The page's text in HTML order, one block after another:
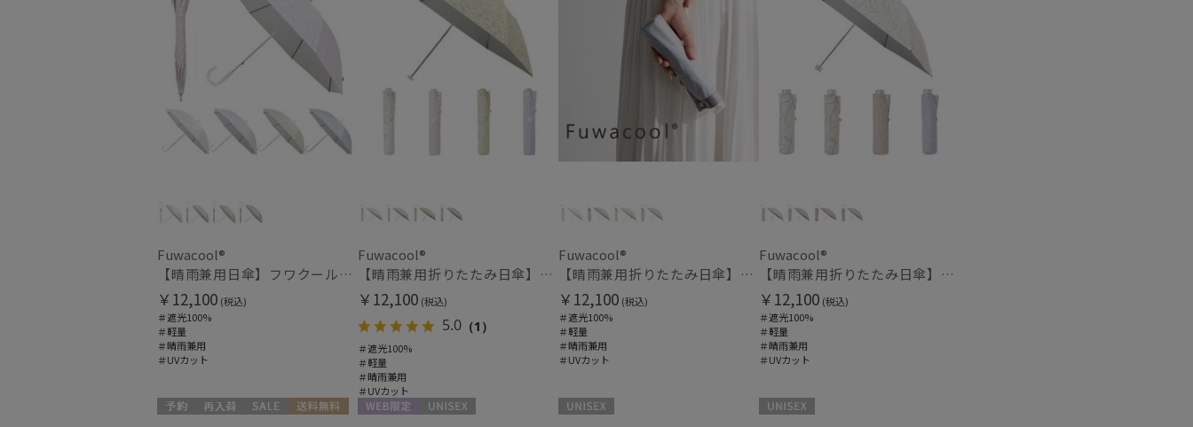
Fuwacool®
【晴雨兼用日傘】フワクール®ホワイト（Fuwacool® White）ボタニカルグリッター 遮光100 UV100
￥12,100 (税込)
＃遮光100%
＃軽量
＃晴雨兼用
＃UVカット
Fuwacool®
【晴雨兼用折りたたみ日傘】フワクール®ホワイト（Fuwacool® White）ボタニカルグリッター 遮光100 UV100
￥12,100 (税込)
5.0 （1）
＃遮光100%
＃軽量
＃晴雨兼用
＃UVカット
Fuwacool®
【晴雨兼用折りたたみ日傘】フワクール®ホワイト（Fuwacool® White）グリッターリボン 遮光100 UV100
￥12,100 (税込)
＃遮光100%
＃軽量
＃晴雨兼用
＃UVカット
Fuwacool®
【晴雨兼用折りたたみ日傘】フワクール®ホワイト（Fuwacool® White）ラインフラワー 遮光100 UV100
￥12,100 (税込)
＃遮光100%
＃軽量
＃晴雨兼用
＃UVカット